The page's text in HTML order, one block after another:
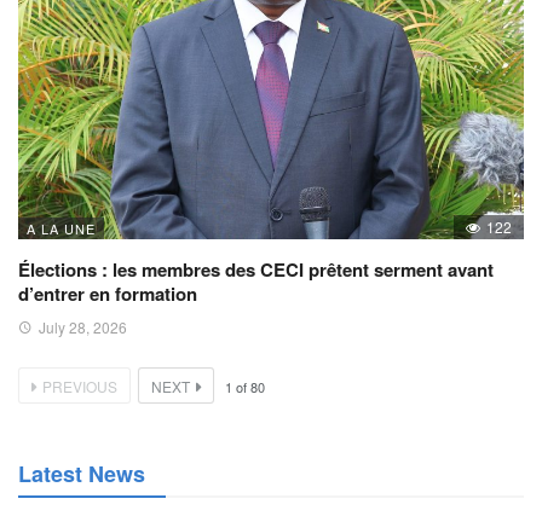
A LA UNE 122
Élections : les membres des CECI prêtent serment avant
d’entrer en formation
July 28, 2026
PREVIOUS NEXT 1 of80
Latest News